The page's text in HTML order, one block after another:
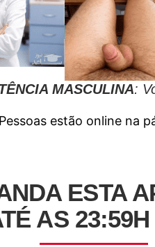
MASCULINA:
estão online na
ESTA
AS